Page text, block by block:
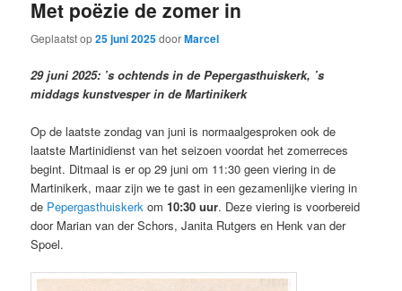
Met poëzie de zomer in
Geplaatst op25 juni 2025doorMarcel
29 juni 2025: ’s ochtends in de Pepergasthuiskerk, ’s
middags kunstvesper in de Martinikerk
Op de laatste zondag van juni is normaalgesproken ook de
laatste Martinidienst van het seizoen voordat het zomerreces
begint. Ditmaal is er op 29 juni om 11:30 geen viering in de
Martinikerk, maar zijn we te gast in een gezamenlijke viering in
de Pepergasthuiskerk om10:30 uur. Deze viering is voorbereid
door Marian van der Schors, Janita Rutgers en Henk van der
Spoel.